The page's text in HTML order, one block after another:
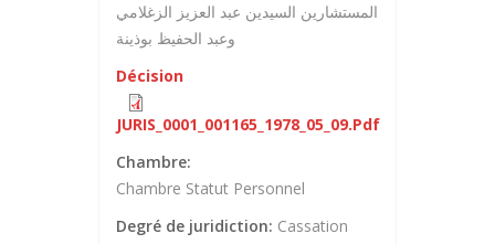
المستشارين السيدين عبد العزيز الزغلامي
وعبد الحفيظ بوذينة
Décision
JURIS_0001_001165_1978_05_09.pdf
Chambre:
Chambre Statut Personnel
Degré de juridiction: Cassation